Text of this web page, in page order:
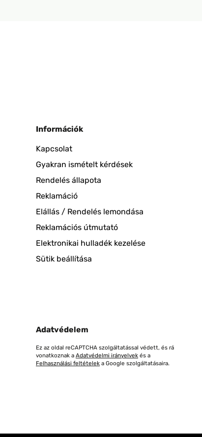
Információk
Kapcsolat
Gyakran ismételt kérdések
Rendelés állapota
Reklamáció
Elállás / Rendelés lemondása
Reklamációs útmutató
Elektronikai hulladék kezelése
Sütik beállítása
Adatvédelem
Ez az oldal reCAPTCHA szolgáltatással védett, és rá
vonatkoznak a Adatvédelmi irányelvek és a
Felhasználási feltételek a Google szolgáltatásaira.